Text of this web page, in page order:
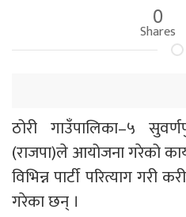
0
Shares
ठोरी गाउँपालिका–५
(राजपा)ले आयोजना गरेको
विभिन्न पार्टी परित्याग गरी
गरेका छन् ।